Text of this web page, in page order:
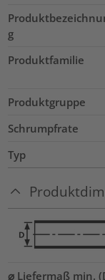
g
Produktfamilie
Produktgruppe
Schrumpfrate
Typ
⌀ Liefermaß min.